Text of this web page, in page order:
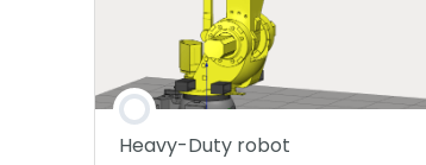
Heavy-Duty robot